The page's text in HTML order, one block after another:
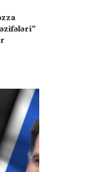
qadağasına
‘fasiləsiz’...
İyul 31, 2025